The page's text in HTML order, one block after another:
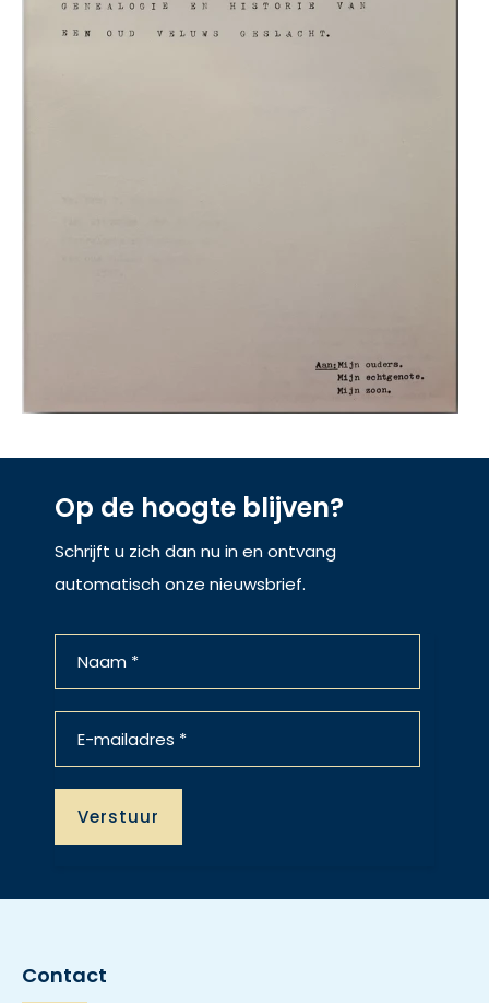
Op de hoogte blijven?
Schrijft u zich dan nu in en ontvang
automatisch onze nieuwsbrief.
Contact